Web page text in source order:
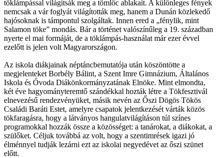
töklámpással világítsák meg a tömlöc ablakait. A különleges fények
nemcsak a vár foglyát világították meg, hanem a Dunán közlekedő
hajósoknak is támpontul szolgáltak. Innen ered a „fénylik, mint
Salamon töke” mondás. Bár a történet valószínűleg a 19. században
nyerte el mai formáját, de a töklámpás-használat már ezer évvel
ezelőtt is jelen volt Magyarországon.
Az iskola diákjainak néptáncbemutatója után köszöntötte a
megjelenteket Borbély Bálint, a Szent Imre Gimnázium, Általános
Iskola és Óvoda Diákönkormányzatának Elnöke. Mint elmondta,
két éve hagyományteremtő szándékkal hozták létre a Tökfesztivál
elnevezésű rendezvényüket, másik nevén az Őszi Dögös Tökös
Családi Baráti Estet, amelyre csapatok jelentkezését várták közös
tökfaragásra, hogy a látványos hangulatvilágításon túl színes
programokkal hozzák össze a közösséget: a tanárokat, a diákokat, a
szülőket. Céljuk továbbá az volt, hogy a szentimrések igazi jó
élménnyel tudják lezárni ezt az iskolai negyedévet az őszi szünet
előtt.